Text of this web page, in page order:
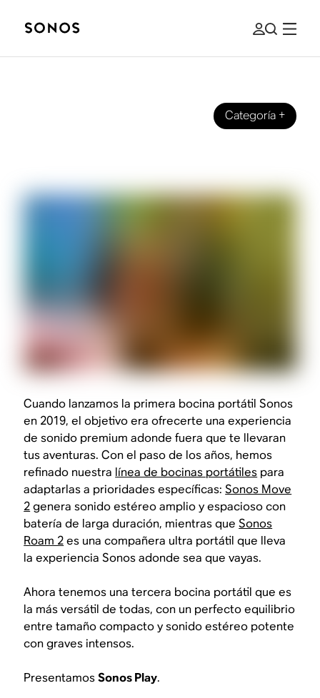
Categoría+
Cuando lanzamos la primera bocina portátil Sonos
en 2019, el objetivo era ofrecerte una experiencia
de sonido premium adonde fuera que te llevaran
tus aventuras. Con el paso de los años, hemos
refinado nuestra línea de bocinas portátiles para
adaptarlas a prioridades específicas:Sonos Move
2genera sonido estéreo amplio y espacioso con
batería de larga duración, mientras queSonos
Roam 2es una compañera ultra portátil que lleva
la experiencia Sonos adonde sea que vayas.
Ahora tenemos una tercera bocina portátil que es
la más versátil de todas, con un perfecto equilibrio
entre tamaño compacto y sonido estéreo potente
con graves intensos.
PresentamosSonos Play.